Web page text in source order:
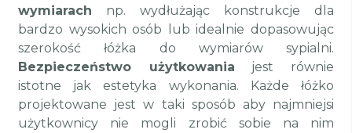
wymiarach np. wydłużając konstrukcje dla
bardzo wysokich osób lub idealnie dopasowując
szerokość łóżka do wymiarów sypialni.
Bezpieczeństwo użytkowania jest równie
istotne jak estetyka wykonania. Każde łóżko
projektowane jest w taki sposób aby najmniejsi
użytkownicy nie mogli zrobić sobie na nim